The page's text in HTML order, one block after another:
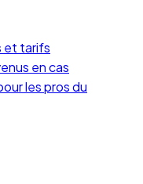
et tarifs
en cas
les pros du